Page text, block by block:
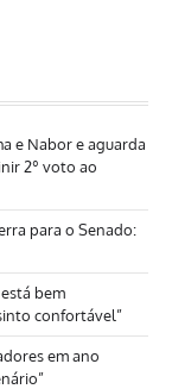
e Nabor e aguarda
2º voto ao
para o Senado:
bem
confortável”
em ano